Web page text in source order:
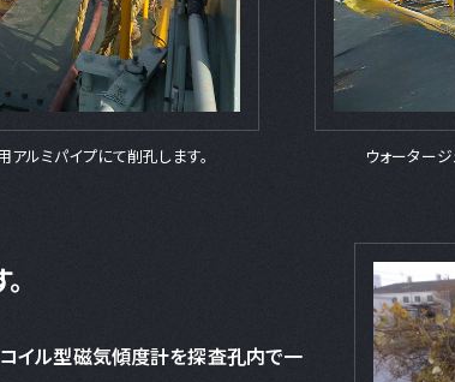
ウォーター
ルミパイプにて削孔します。
コイル型磁気傾度計を探査孔内で一